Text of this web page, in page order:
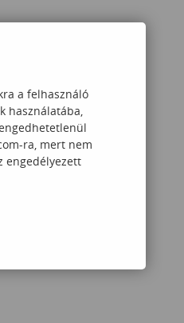
a felhasználó
használatába,
ra, mert nem
engedélyezett